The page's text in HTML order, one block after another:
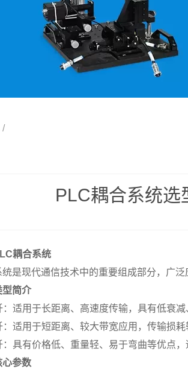
/
PLC耦合系统选
耦合系统
统是现代通信技术中的重要组成部分，广
型简介
：适用于长距离、高速度传输，具有低衰减
：适用于短距离、较大带宽应用，传输损耗
：具有价格低、重量轻、易于弯曲等优点，
心参数